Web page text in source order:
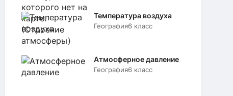
Температура воздуха
География6 класс
Атмосферное давление
География6 класс